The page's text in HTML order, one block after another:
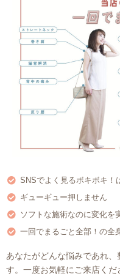
SNSでよく見るボキボキ！
ギューギュー押しません
ソフトな施術なのに変化を
一回でまるごと全部！の全
あなたがどんな悩みであれ
す。一度お気軽にご来店くだ